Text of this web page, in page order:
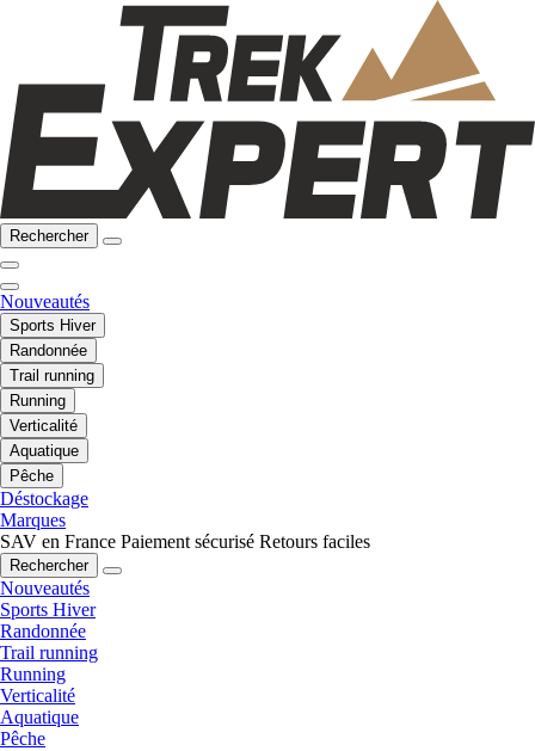
Rechercher
Nouveautés
Sports Hiver
Randonnée
Trail running
Running
Verticalité
Aquatique
Pêche
Déstockage
Marques
SAV en France Paiement sécurisé Retours faciles
Rechercher
Nouveautés
Sports Hiver
Randonnée
Trail running
Running
Verticalité
Aquatique
Pêche